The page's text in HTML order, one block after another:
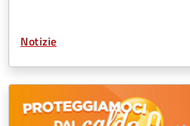
Tipo Contenuto:
Notizie